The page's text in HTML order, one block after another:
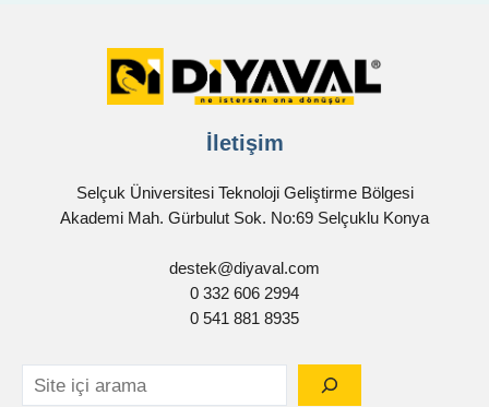
İletişim
Selçuk Üniversitesi Teknoloji Geliştirme Bölgesi
Akademi Mah. Gürbulut Sok. No:69 Selçuklu Konya
destek@diyaval.com
0 332 606 2994
0 541 881 8935